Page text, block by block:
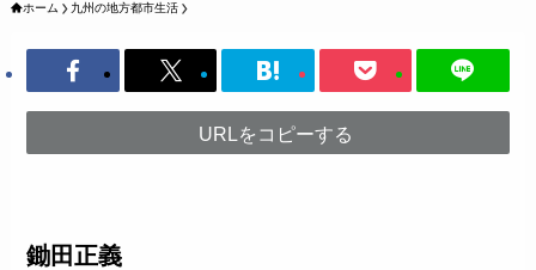
ホーム 九州の地方都市生活
URLをコピーする
鋤田正義